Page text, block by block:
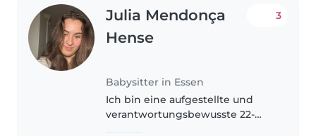
Julia Mendonça
Hense
Babysitter in Essen
3
Ich bin eine aufgestellte und
verantwortungsbewusste 22-